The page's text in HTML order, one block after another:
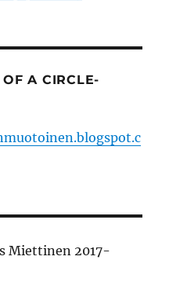
A CIRCLE-
Miettinen 2017-